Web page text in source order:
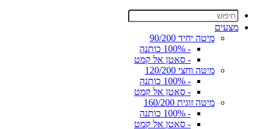
מצעים
מיטה יחיד 90/200
- 100% כותנה
- סאטן אל קמט
מיטה וחצי 120/200
- 100% כותנה
- סאטן אל קמט
מיטה זוגית 160/200
- 100% כותנה
- סאטן אל קמט